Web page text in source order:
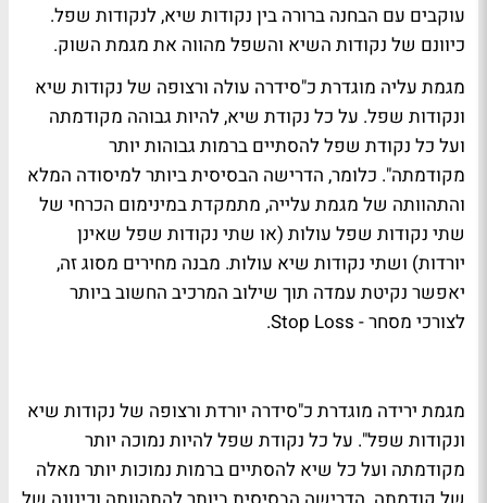
עוקבים עם הבחנה ברורה בין נקודות שיא, לנקודות שפל.
כיוונם של נקודות השיא והשפל מהווה את מגמת השוק.
מגמת עליה מוגדרת כ"סידרה עולה ורצופה של נקודות שיא
ונקודות שפל. על כל נקודת שיא, להיות גבוהה מקודמתה
ועל כל נקודת שפל להסתיים ברמות גבוהות יותר
מקודמתה". כלומר, הדרישה הבסיסית ביותר למיסודה המלא
והתהוותה של מגמת עלייה, מתמקדת במינימום הכרחי של
שתי נקודות שפל עולות (או שתי נקודות שפל שאינן
יורדות) ושתי נקודות שיא עולות. מבנה מחירים מסוג זה,
יאפשר נקיטת עמדה תוך שילוב המרכיב החשוב ביותר
לצורכי מסחר - Stop Loss.
מגמת ירידה מוגדרת כ"סידרה יורדת ורצופה של נקודות שיא
ונקודות שפל". על כל נקודת שפל להיות נמוכה יותר
מקודמתה ועל כל שיא להסתיים ברמות נמוכות יותר מאלה